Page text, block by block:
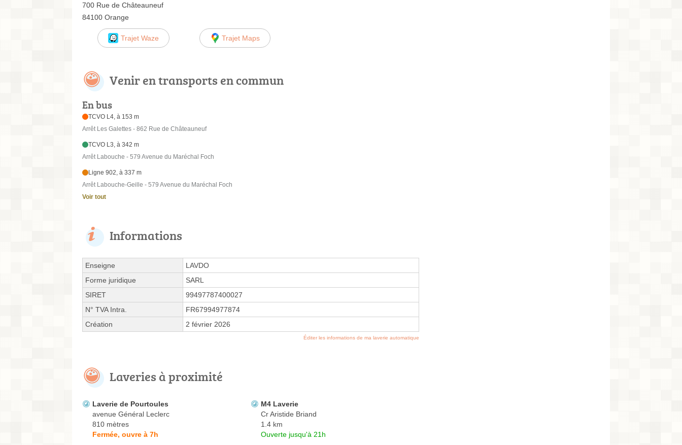
700 Rue de Châteauneuf
84100 Orange
Trajet Waze Trajet Maps
Venir en transports en commun
En bus
TCVO L4, à 153 m
Arrêt Les Galettes - 862 Rue de Châteauneuf
TCVO L3, à 342 m
Arrêt Labouche - 579 Avenue du Maréchal Foch
Ligne 902, à 337 m
Arrêt Labouche-Geille - 579 Avenue du Maréchal Foch
Voir tout
Informations
Enseigne
LAVDO
Forme juridique
SARL
SIRET
99497787400027
N° TVA Intra.
FR67994977874
Création
2 février 2026
Éditer les informations de ma laverie automatique
Laveries à proximité
Laverie de Pourtoules
avenue Général Leclerc
810 mètres
Fermée, ouvre à 7h
M4 Laverie
Cr Aristide Briand
1.4 km
Ouverte jusqu'à 21h